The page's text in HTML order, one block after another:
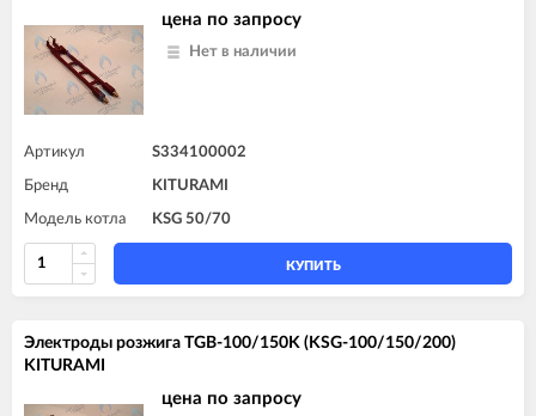
цена по запросу
Нет в наличии
Артикул S334100002
Бренд KITURAMI
Модель котла KSG 50/70
КУПИТЬ
Электроды розжига TGB-100/150K (KSG-100/150/200)
KITURAMI
цена по запросу